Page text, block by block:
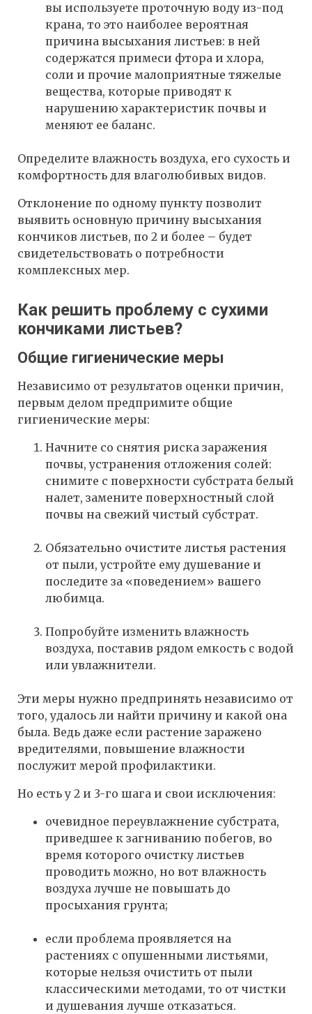
вы используете проточную воду из-под
крана, то это наиболее вероятная
причина высыхания листьев: в ней
содержатся примеси фтора и хлора,
соли и прочие малоприятные тяжелые
вещества, которые приводят к
нарушению характеристик почвы и
меняют ее баланс.
Определите влажность воздуха, его сухость и
комфортность для влаголюбивых видов.
Отклонение по одному пункту позволит
выявить основную причину высыхания
кончиков листьев, по 2 и более – будет
свидетельствовать о потребности
комплексных мер.
Как решить проблему с сухими
кончиками листьев?
Общие гигиенические меры
Независимо от результатов оценки причин,
первым делом предпримите общие
гигиенические меры:
Начните со снятия риска заражения
почвы, устранения отложения солей:
снимите с поверхности субстрата белый
налет, замените поверхностный слой
почвы на свежий чистый субстрат.
Обязательно очистите листья растения
от пыли, устройте ему душевание и
последите за «поведением» вашего
любимца.
Попробуйте изменить влажность
воздуха, поставив рядом емкость с водой
или увлажнители.
Эти меры нужно предпринять независимо от
того, удалось ли найти причину и какой она
была. Ведь даже если растение заражено
вредителями, повышение влажности
послужит мерой профилактики.
Но есть у 2 и 3-го шага и свои исключения:
очевидное переувлажнение субстрата,
приведшее к загниванию побегов, во
время которого очистку листьев
проводить можно, но вот влажность
воздуха лучше не повышать до
просыхания грунта;
если проблема проявляется на
растениях с опушенными листьями,
которые нельзя очистить от пыли
классическими методами, то от чистки
и душевания лучше отказаться.